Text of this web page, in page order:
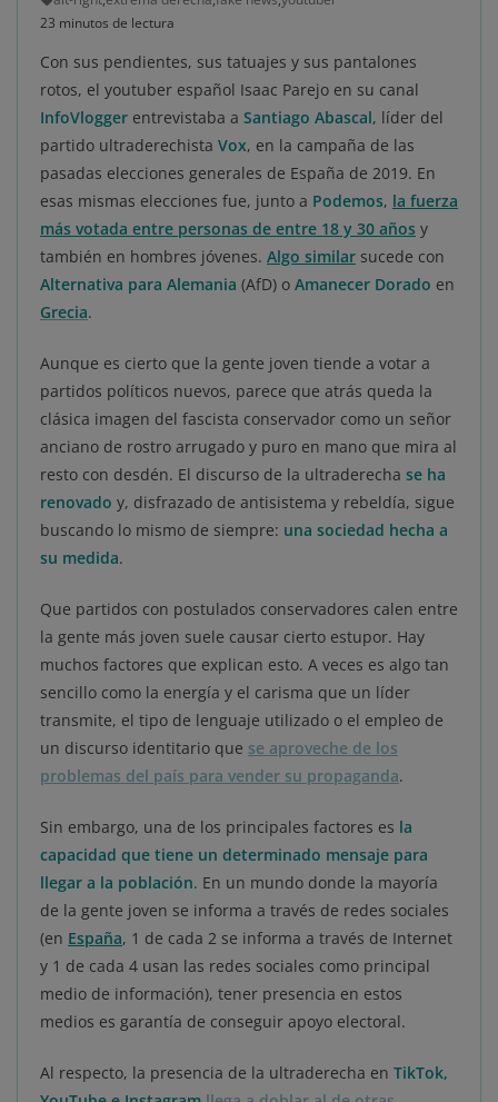
23 minutos de lectura
Con sus pendientes, sus tatuajes y sus pantalones
rotos, el youtuber español Isaac Parejo en su canal
InfoVlogger entrevistaba a Santiago Abascal, líder del
partido ultraderechista Vox, en la campaña de las
pasadas elecciones generales de España de 2019. En
esas mismas elecciones fue, junto a Podemos, la fuerza
más votada entre personas de entre 18 y 30 años y
también en hombres jóvenes. Algo similar sucede con
Alternativa para Alemania (AfD) o Amanecer Dorado en
Grecia.
Aunque es cierto que la gente joven tiende a votar a
partidos políticos nuevos, parece que atrás queda la
clásica imagen del fascista conservador como un señor
anciano de rostro arrugado y puro en mano que mira al
resto con desdén. El discurso de la ultraderecha se ha
renovado y, disfrazado de antisistema y rebeldía, sigue
buscando lo mismo de siempre: una sociedad hecha a
su medida.
Que partidos con postulados conservadores calen entre
la gente más joven suele causar cierto estupor. Hay
muchos factores que explican esto. A veces es algo tan
sencillo como la energía y el carisma que un líder
transmite, el tipo de lenguaje utilizado o el empleo de
un discurso identitario que se aproveche de los
problemas del país para vender su propaganda.
Sin embargo, una de los principales factores es la
capacidad que tiene un determinado mensaje para
llegar a la población. En un mundo donde la mayoría
de la gente joven se informa a través de redes sociales
(en España, 1 de cada 2 se informa a través de Internet
y 1 de cada 4 usan las redes sociales como principal
medio de información), tener presencia en estos
medios es garantía de conseguir apoyo electoral.
Al respecto, la presencia de la ultraderecha en TikTok,